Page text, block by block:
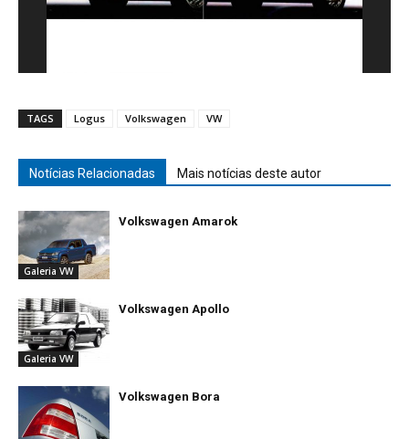
TAGS Logus Volkswagen VW
Notícias Relacionadas Mais notícias deste autor
Galeria VW
Volkswagen Amarok
Galeria VW
Volkswagen Apollo
Volkswagen Bora